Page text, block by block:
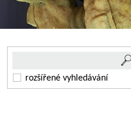
rozšířené vyhledávání